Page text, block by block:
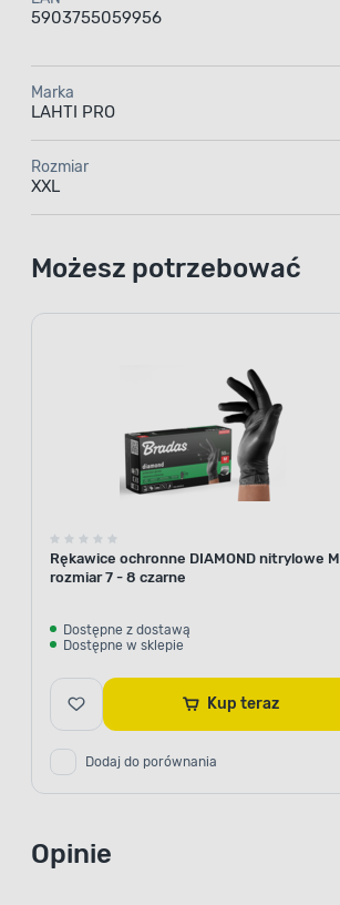
5903755059956
Marka
LAHTI PRO
Rozmiar
XXL
Możesz potrzebować
Rękawice ochronne DIAMOND nitrylowe M
rozmiar 7 - 8 czarne
Dostępne z dostawą
Dostępne w sklepie
Kup teraz
Dodaj do porównania
Opinie